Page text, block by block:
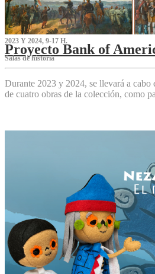
2023 Y 2024, 9-17 H.
Proyecto Bank of
S‌alas de historia
Durante 2023 y 2024, se llevará a cabo
de cuatro obras de la colección, como